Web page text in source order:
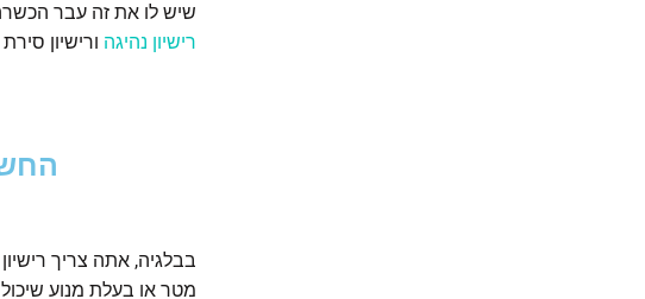
שיש לו את זה עבר
רישיון נהיגה ורישיון